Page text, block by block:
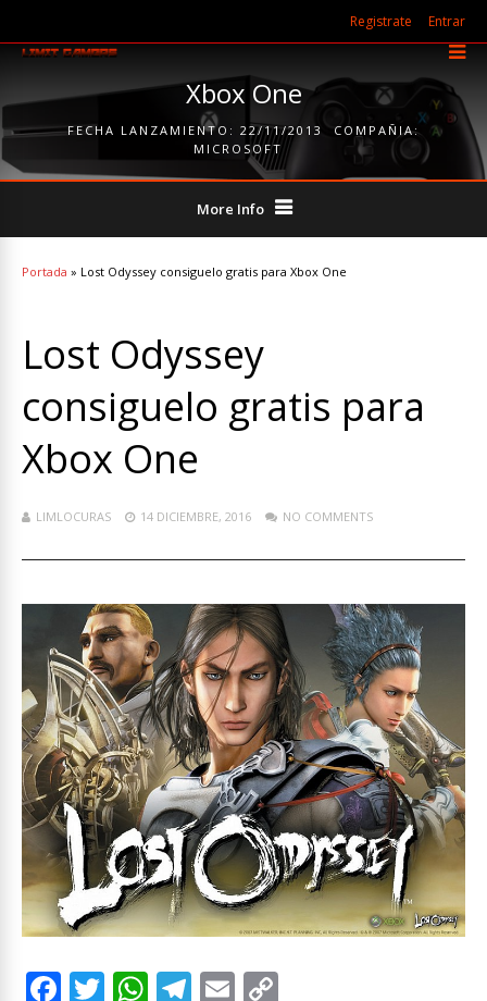
Registrate Entrar
Xbox One
FECHA LANZAMIENTO: 22/11/2013
COMPAÑIA:
MICROSOFT
More Info
Portada » Lost Odyssey consiguelo gratis para Xbox One
Lost Odyssey
consiguelo gratis para
Xbox One
LIMLOCURAS 14 DICIEMBRE, 2016 NO COMMENTS
F T W T E